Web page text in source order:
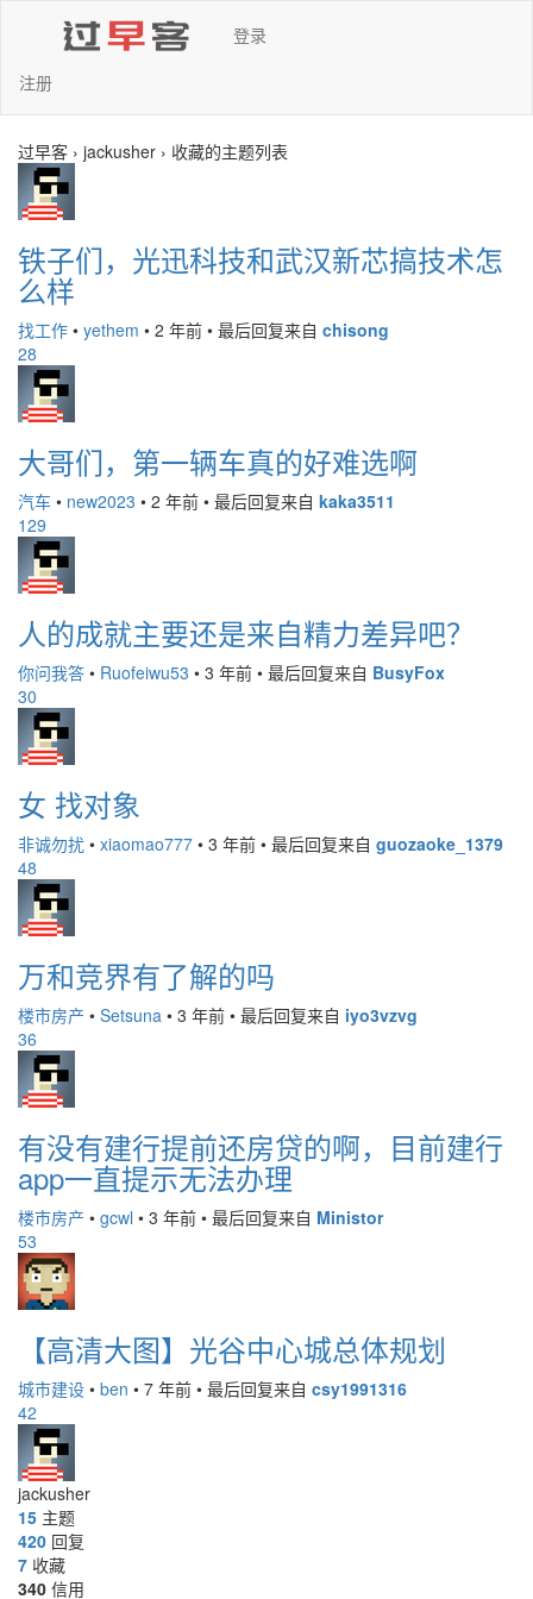
登录
注册
过早客 › jackusher › 收藏的主题列表
铁子们，光迅科技和武汉新芯搞技术怎
么样
找工作 • yethem • 2 年前 • 最后回复来自 chisong
28
大哥们，第一辆车真的好难选啊
汽车 • new2023 • 2 年前 • 最后回复来自 kaka3511
129
人的成就主要还是来自精力差异吧？
你问我答 • Ruofeiwu53 • 3 年前 • 最后回复来自 BusyFox
30
女 找对象
非诚勿扰 • xiaomao777 • 3 年前 • 最后回复来自 guozaoke_1379
48
万和竞界有了解的吗
楼市房产 • Setsuna • 3 年前 • 最后回复来自 iyo3vzvg
36
有没有建行提前还房贷的啊，目前建行
app一直提示无法办理
楼市房产 • gcwl • 3 年前 • 最后回复来自 Ministor
53
【高清大图】光谷中心城总体规划
城市建设 • ben • 7 年前 • 最后回复来自 csy1991316
42
jackusher
15 主题
420 回复
7 收藏
340 信用